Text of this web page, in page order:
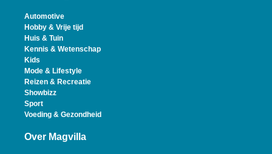
Automotive
Hobby & Vrije tijd
Huis & Tuin
Kennis & Wetenschap
Kids
Mode & Lifestyle
Reizen & Recreatie
Showbizz
Sport
Voeding & Gezondheid
Over Magvilla